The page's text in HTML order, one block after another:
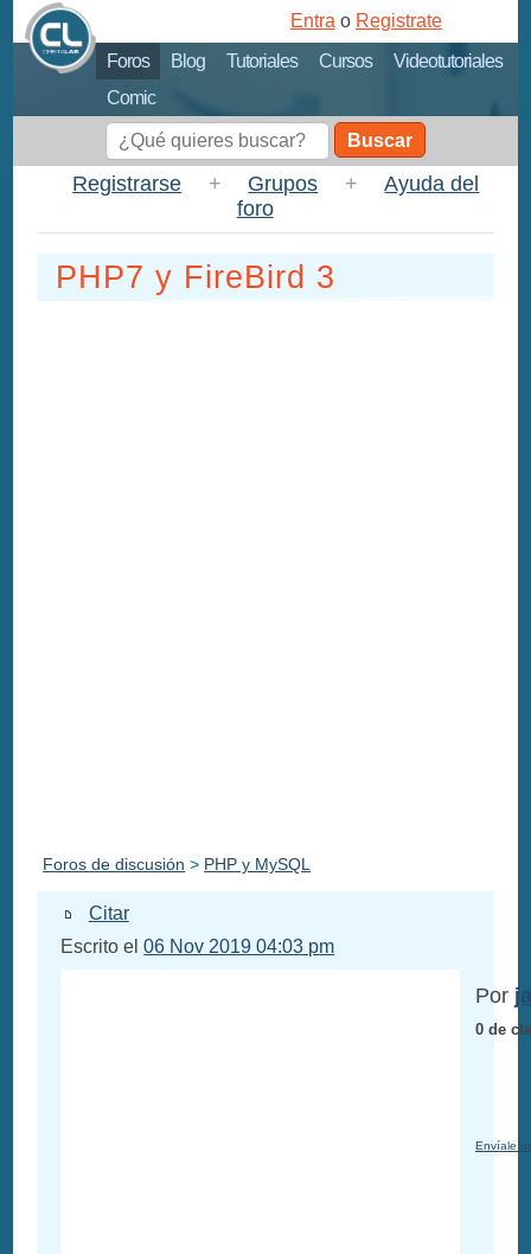
Foros Blog Tutoriales Cursos
Videotutoriales
Comic
Entra o Registrate
Buscar
Registrarse + Grupos +
Ayuda del
foro
PHP7 y FireBird 3
Foros de discusión > PHP y MySQL
Citar
Escrito el06 Nov 2019 04:03 pm
Por
0 de
Envíale